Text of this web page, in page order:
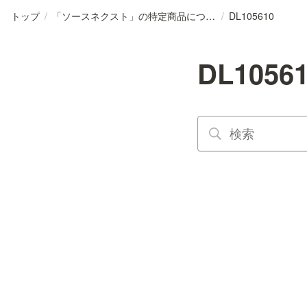
トップ / 「ソースネクスト」の特定商品について / DL105610